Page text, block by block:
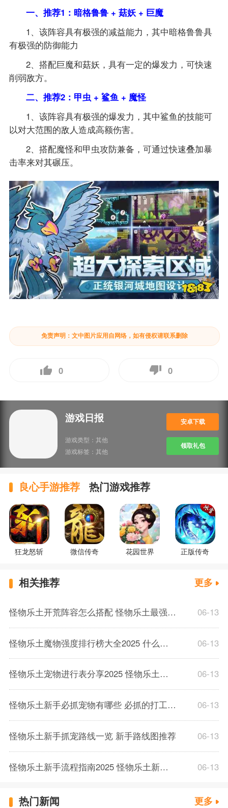
一、推荐1：暗格鲁鲁 + 菇妖 + 巨魔
1、该阵容具有极强的减益能力，其中暗格鲁鲁具
有极强的防御能力
2、搭配巨魔和菇妖，具有一定的爆发力，可快速
削弱敌方。
二、推荐2：甲虫 + 鲨鱼 + 魔怪
1、该阵容具有极强的爆发力，其中鲨鱼的技能可
以对大范围的敌人造成高额伤害。
2、搭配魔怪和甲虫攻防兼备，可通过快速叠加暴
击率来对其碾压。
免责声明：文中图片应用自网络，如有侵权请联系删除
0 0
游戏日报
游戏类型： 其他
游戏标签： 其他
安卓下载
领取礼包
良心手游推荐 热门游戏推荐
狂龙怒斩 微信传奇 花园世界 正版传奇
相关推荐 更多
怪物乐土开荒阵容怎么搭配 怪物乐土最强阵容搭配推荐 06-13
怪物乐土魔物强度排行榜大全2025 什么宠物最厉害 06-13
怪物乐土宠物进行表分享2025 怪物乐土宠物进化攻略 06-13
怪物乐土新手必抓宠物有哪些 必抓的打工宠物分享 06-13
怪物乐土新手抓宠路线一览 新手路线图推荐 06-13
怪物乐土新手流程指南2025 怪物乐土新手怎么玩 06-13
热门新闻 更多